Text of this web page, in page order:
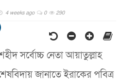
4 weeks ago 0 290
সর্বোচ্চ নেতা আয়াতুল্লাহ
জানাতে ইরাকের পবিত্র